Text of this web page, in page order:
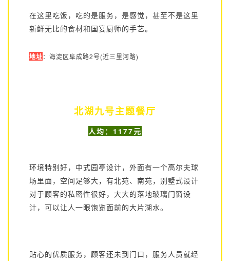
在这里吃饭，吃的是服务，是感觉，甚至不是这里
新鲜无比的食材和国宴厨师的手艺。
地址：海淀区阜成路2号(近三里河路)
北湖九号主题餐厅
人均：1177元
环境特别好，中式园亭设计，外面有一个高尔夫球
场里面，空间足够大，有北苑、南苑，别墅式设计
对于顾客的私密性很好，大大的落地玻璃门窗设
计，可以让人一眼饱览面前的大片湖水。
贴心的优质服务，顾客还未到门口，服务人员就经